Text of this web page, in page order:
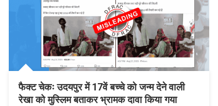
फैक्ट चेकः उदयपुर में 17वें बच्चे को जन्म देने वाली
रेखा को मुस्लिम बताकर भ्रामक दावा किया गया